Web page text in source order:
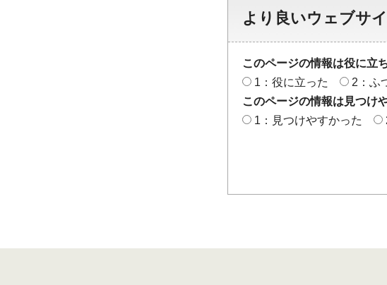
より良いウェブサ
このページの情報は役に立
1：役に立った
2：ふ
このページの情報は見つけ
1：見つけやすかった